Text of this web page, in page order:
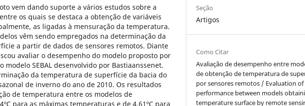
vem dando suporte a vários estudos sobre a
os quais se destaca a obtenção de variáveis
as ligadas à mensuração da temperatura.
vêm sendo empregados na determinação da
a partir de dados de sensores remotos. Diante
avaliar o desempenho do modelo proposto por
modelo SEBAL desenvolvido por Bastiaanssenet.
da temperatura de superfície da bacia do
de inverno do ano de 2010. Os resultados
de temperatura entre os modelos de
para as máximas temperaturas e de 4,61ºC para
Seção
Artigos
Como Citar
Avaliação de desempenho entre
de obtenção de temperatura de
por sensores remotos / Evaluation of
performance between models
temperature surface by remote